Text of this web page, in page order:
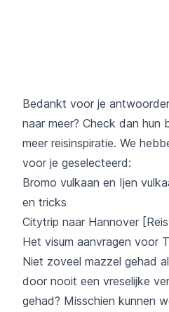
Bedankt voor je
naar meer? Check dan hun
meer reisinspiratie. We
voor je geselecteerd:
Bromo vulkaan en Ijen
en tricks
Citytrip naar Hannover
Het visum aanvragen voor
Niet zoveel mazzel gehad
door nooit een vreselijke
gehad? Misschien kunnen